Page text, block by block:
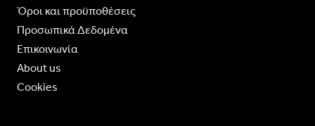
Όροι και προϋποθέσεις
Προσωπικά Δεδομένα
Επικοινωνία
About us
Cookies